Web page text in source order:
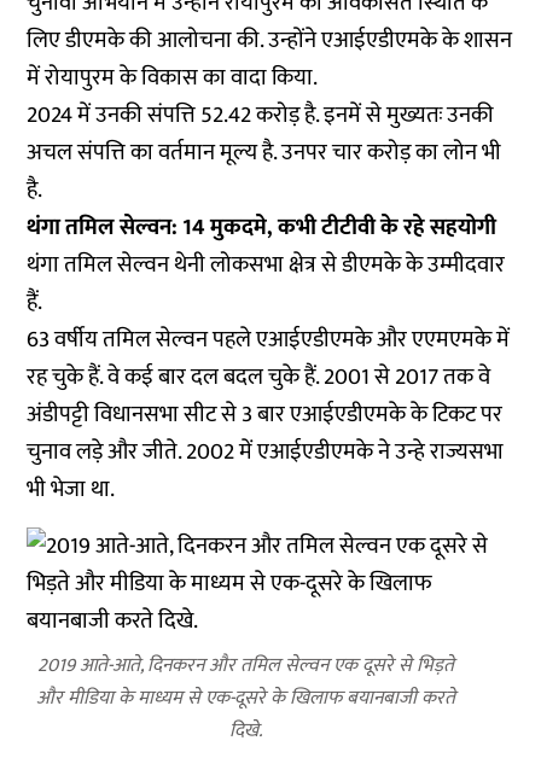
लिए डीएमके की आलोचना की. उन्होंने एआईएडीएमके के शासन
में रोयापुरम के विकास का वादा किया.
2024 में उनकी संपत्ति 52.42 करोड़ है. इनमें से मुख्यतः उनकी
अचल संपत्ति का वर्तमान मूल्य है. उनपर चार करोड़ का लोन भी
है.
थंगा तमिल सेल्वन: 14 मुकदमे, कभी टीटीवी के रहे सहयोगी
थंगा तमिल सेल्वन थेनी लोकसभा क्षेत्र से डीएमके के उम्मीदवार
हैं.
63 वर्षीय तमिल सेल्वन पहले एआईएडीएमके और एएमएमके में
रह चुके हैं. वे कई बार दल बदल चुके हैं. 2001 से 2017 तक वे
अंडीपट्टी विधानसभा सीट से 3 बार एआईएडीएमके के टिकट पर
चुनाव लड़े और जीते. 2002 में एआईएडीएमके ने उन्हे राज्यसभा
भी भेजा था.
2019 आते-आते, दिनकरन और तमिल सेल्वन एक दूसरे से भिड़ते
और मीडिया के माध्यम से एक-दूसरे के खिलाफ बयानबाजी करते
दिखे.